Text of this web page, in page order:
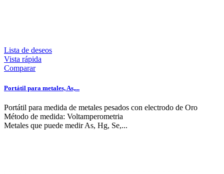
Lista de deseos
Vista rápida
Comparar
Portátil para metales, As,...
Portátil para medida de metales pesados con electrodo de Oro
Método de medida: Voltamperometria
Metales que puede medir As, Hg, Se,...